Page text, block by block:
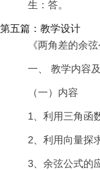
生：答。
第五篇：教学设计
《两角差的余
一、 教学内容
（一）内容
1、利用三角函
2、利用向量探
3、余弦公式的